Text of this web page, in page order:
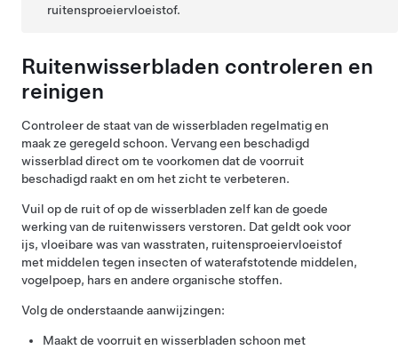
ruitensproeiervloeistof.
Ruitenwisserbladen controleren en
reinigen
Controleer de staat van de wisserbladen regelmatig en
maak ze geregeld schoon. Vervang een beschadigd
wisserblad direct om te voorkomen dat de voorruit
beschadigd raakt en om het zicht te verbeteren.
Vuil op de ruit of op de wisserbladen zelf kan de goede
werking van de ruitenwissers verstoren. Dat geldt ook voor
ijs, vloeibare was van wasstraten, ruitensproeiervloeistof
met middelen tegen insecten of waterafstotende middelen,
vogelpoep, hars en andere organische stoffen.
Volg de onderstaande aanwijzingen:
Maakt de voorruit en wisserbladen schoon met